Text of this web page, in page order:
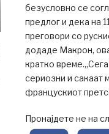
безусловно се
предлог и дека на
преговори со
додаде Макрон,
кратко
сериозни и сакаат
францускиот
Пронајдете не на